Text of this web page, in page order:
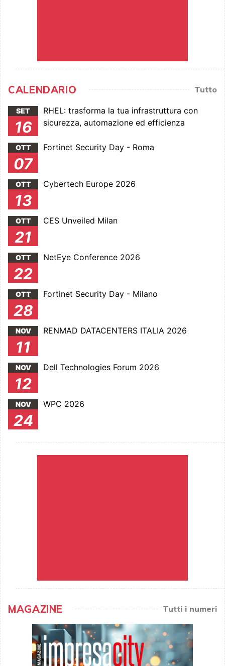
CALENDARIO Tutto
SET
16
RHEL: trasforma la tua infrastruttura con
sicurezza, automazione ed efficienza
OTT
07
Fortinet Security Day - Roma
OTT
13
Cybertech Europe 2026
OTT
21
CES Unveiled Milan
OTT
22
NetEye Conference 2026
OTT
28
Fortinet Security Day - Milano
NOV
11
RENMAD DATACENTERS ITALIA 2026
NOV
12
Dell Technologies Forum 2026
NOV
24
WPC 2026
MAGAZINE Tutti i numeri